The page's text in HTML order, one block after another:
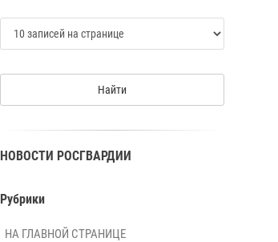
Найти
НОВОСТИ РОСГВАРДИИ
Рубрики
НА ГЛАВНОЙ СТРАНИЦЕ